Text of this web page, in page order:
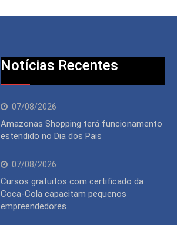
Notícias Recentes
07/08/2026
Amazonas Shopping terá funcionamento
estendido no Dia dos Pais
07/08/2026
Cursos gratuitos com certificado da
Coca-Cola capacitam pequenos
empreendedores